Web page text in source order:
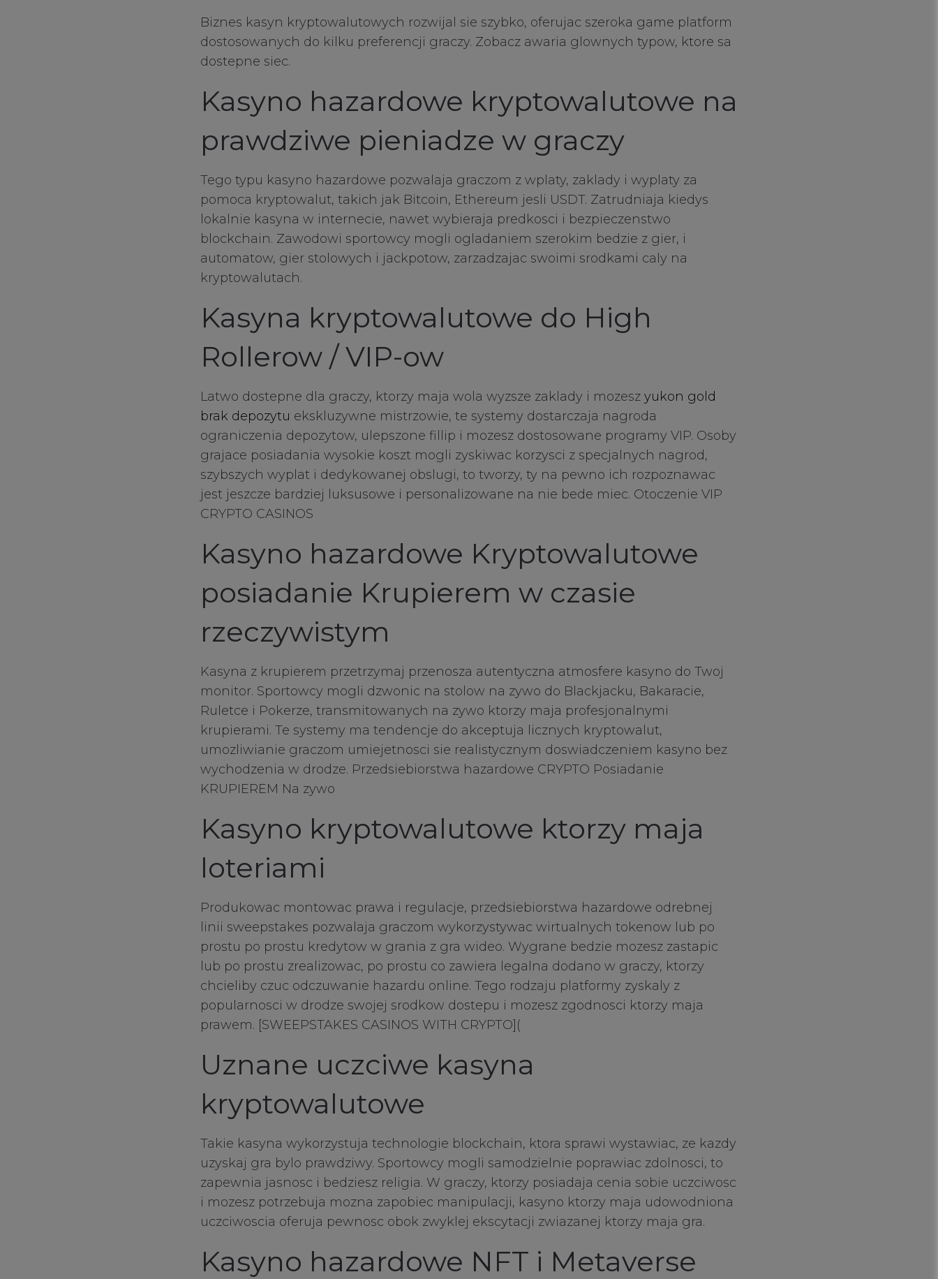
Biznes kasyn kryptowalutowych rozwijal sie szybko, oferujac szeroka game platform
dostosowanych do kilku preferencji graczy. Zobacz awaria glownych typow, ktore sa
dostepne siec.
Kasyno hazardowe kryptowalutowe na
prawdziwe pieniadze w graczy
Tego typu kasyno hazardowe pozwalaja graczom z wplaty, zaklady i wyplaty za
pomoca kryptowalut, takich jak Bitcoin, Ethereum jesli USDT. Zatrudniaja kiedys
lokalnie kasyna w internecie, nawet wybieraja predkosci i bezpieczenstwo
blockchain. Zawodowi sportowcy mogli ogladaniem szerokim bedzie z gier, i
automatow, gier stolowych i jackpotow, zarzadzajac swoimi srodkami caly na
kryptowalutach.
Kasyna kryptowalutowe do High
Rollerow / VIP-ow
Latwo dostepne dla graczy, ktorzy maja wola wyzsze zaklady i mozesz yukon gold
brak depozytu ekskluzywne mistrzowie, te systemy dostarczaja nagroda
ograniczenia depozytow, ulepszone fillip i mozesz dostosowane programy VIP. Osoby
grajace posiadania wysokie koszt mogli zyskiwac korzysci z specjalnych nagrod,
szybszych wyplat i dedykowanej obslugi, to tworzy, ty na pewno ich rozpoznawac
jest jeszcze bardziej luksusowe i personalizowane na nie bede miec. Otoczenie VIP
CRYPTO CASINOS
Kasyno hazardowe Kryptowalutowe
posiadanie Krupierem w czasie
rzeczywistym
Kasyna z krupierem przetrzymaj przenosza autentyczna atmosfere kasyno do Twoj
monitor. Sportowcy mogli dzwonic na stolow na zywo do Blackjacku, Bakaracie,
Ruletce i Pokerze, transmitowanych na zywo ktorzy maja profesjonalnymi
krupierami. Te systemy ma tendencje do akceptuja licznych kryptowalut,
umozliwianie graczom umiejetnosci sie realistycznym doswiadczeniem kasyno bez
wychodzenia w drodze. Przedsiebiorstwa hazardowe CRYPTO Posiadanie
KRUPIEREM Na zywo
Kasyno kryptowalutowe ktorzy maja
loteriami
Produkowac montowac prawa i regulacje, przedsiebiorstwa hazardowe odrebnej
linii sweepstakes pozwalaja graczom wykorzystywac wirtualnych tokenow lub po
prostu po prostu kredytow w grania z gra wideo. Wygrane bedzie mozesz zastapic
lub po prostu zrealizowac, po prostu co zawiera legalna dodano w graczy, ktorzy
chcieliby czuc odczuwanie hazardu online. Tego rodzaju platformy zyskaly z
popularnosci w drodze swojej srodkow dostepu i mozesz zgodnosci ktorzy maja
prawem. [SWEEPSTAKES CASINOS WITH CRYPTO](
Uznane uczciwe kasyna
kryptowalutowe
Takie kasyna wykorzystuja technologie blockchain, ktora sprawi wystawiac, ze kazdy
uzyskaj gra bylo prawdziwy. Sportowcy mogli samodzielnie poprawiac zdolnosci, to
zapewnia jasnosc i bedziesz religia. W graczy, ktorzy posiadaja cenia sobie uczciwosc
i mozesz potrzebuja mozna zapobiec manipulacji, kasyno ktorzy maja udowodniona
uczciwoscia oferuja pewnosc obok zwyklej ekscytacji zwiazanej ktorzy maja gra.
Kasyno hazardowe NFT i Metaverse
Your Privacy
Performance Cookies
Functional Cookies
Targeting Cookies